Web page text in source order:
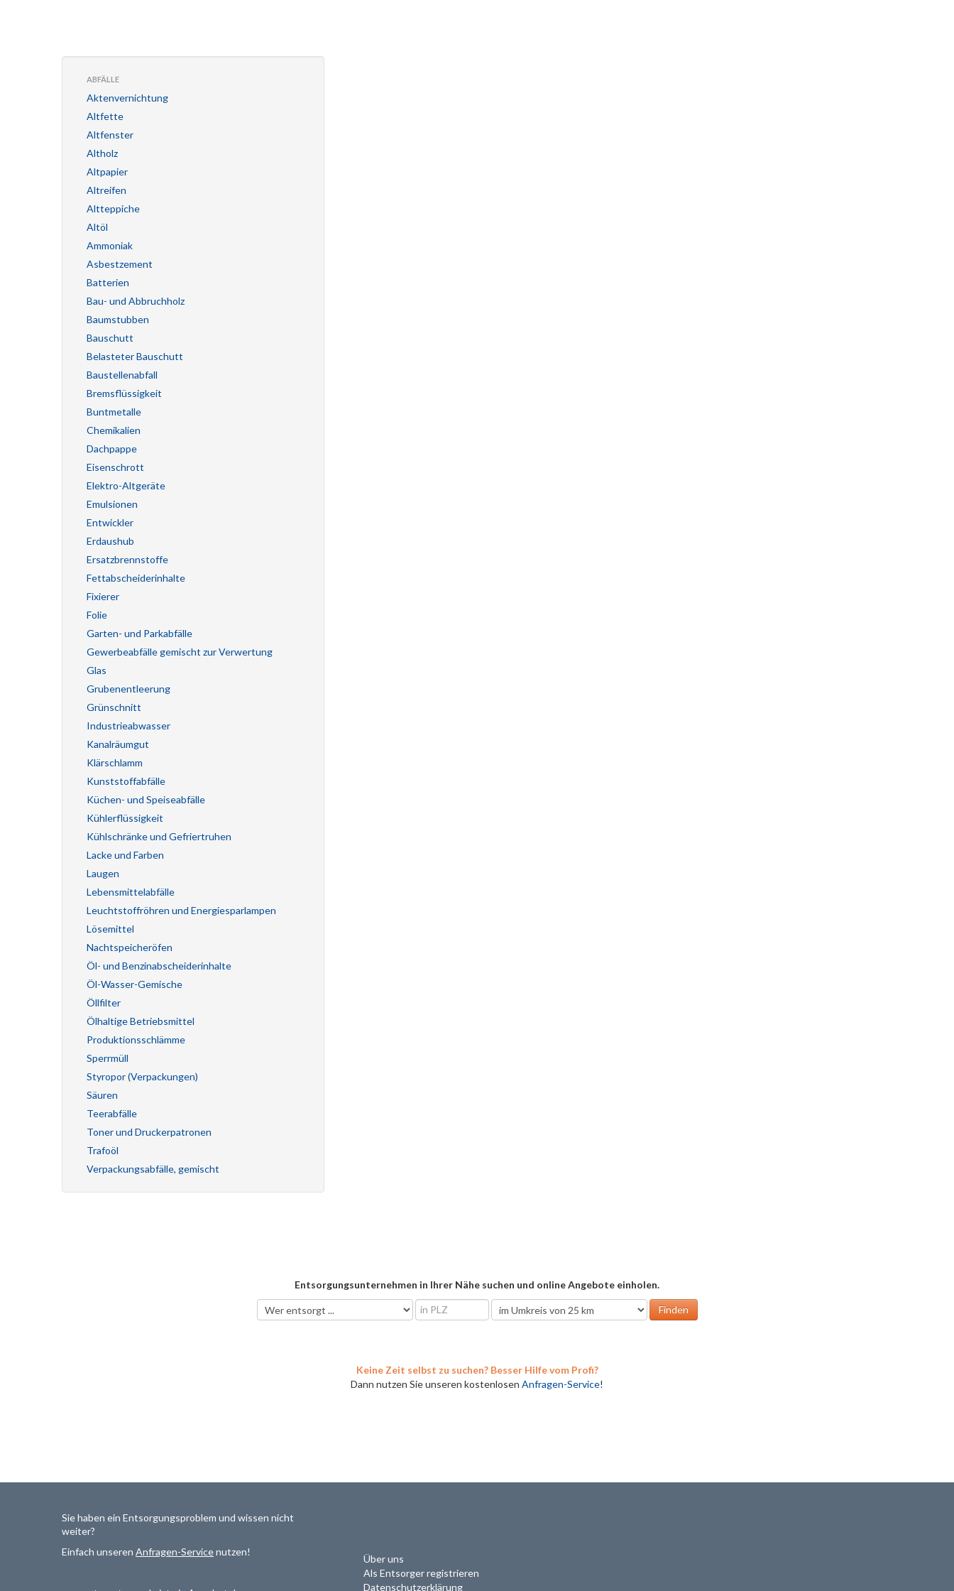
ABFÄLLE
Aktenvernichtung
Altfette
Altfenster
Altholz
Altpapier
Altreifen
Altteppiche
Altöl
Ammoniak
Asbestzement
Batterien
Bau- und Abbruchholz
Baumstubben
Bauschutt
Belasteter Bauschutt
Baustellenabfall
Bremsflüssigkeit
Buntmetalle
Chemikalien
Dachpappe
Eisenschrott
Elektro-Altgeräte
Emulsionen
Entwickler
Erdaushub
Ersatzbrennstoffe
Fettabscheiderinhalte
Fixierer
Folie
Garten- und Parkabfälle
Gewerbeabfälle gemischt zur Verwertung
Glas
Grubenentleerung
Grünschnitt
Industrieabwasser
Kanalräumgut
Klärschlamm
Kunststoffabfälle
Küchen- und Speiseabfälle
Kühlerflüssigkeit
Kühlschränke und Gefriertruhen
Lacke und Farben
Laugen
Lebensmittelabfälle
Leuchtstoffröhren und Energiesparlampen
Lösemittel
Nachtspeicheröfen
Öl- und Benzinabscheiderinhalte
Öl-Wasser-Gemische
Öllfilter
Ölhaltige Betriebsmittel
Produktionsschlämme
Sperrmüll
Styropor (Verpackungen)
Säuren
Teerabfälle
Toner und Druckerpatronen
Trafoöl
Verpackungsabfälle, gemischt
Entsorgungsunternehmen in Ihrer Nähe suchen und online Angebote einholen.
Keine Zeit selbst zu suchen? Besser Hilfe vom Profi?
Dann nutzen Sie unseren kostenlosen Anfragen-Service!
Sie haben ein Entsorgungsproblem und wissen nicht
weiter?
Einfach unseren Anfragen-Servicenutzen!
Über uns
Als Entsorger registrieren
Datenschutzerklärung